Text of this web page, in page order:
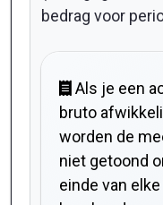
bedrag voor
Als je een
bruto
worden de
niet getoond
einde van